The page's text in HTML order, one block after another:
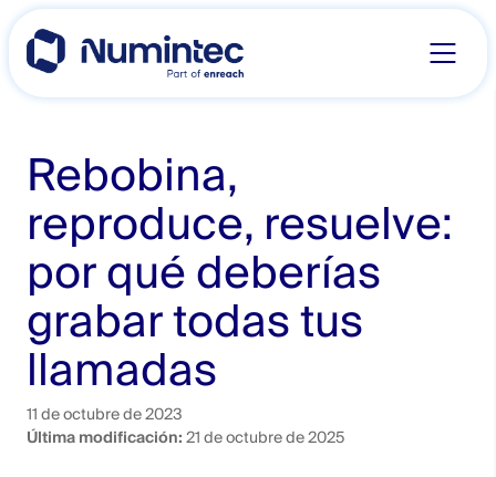
Skip
content
Rebobina,
reproduce, resuelve:
por qué deberías
grabar todas tus
llamadas
11 de octubre de 2023
Última modificación: 21 de octubre de 2025